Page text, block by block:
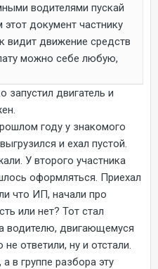
водителями пускай
документ частнику
видит движение средств
можно себе любую,
запустил двигатель и
году у знакомого
и ехал пустой.
У второго участника
оформляться. Приехал
что ИП, начали про
или нет? Тот стал
водителю, двигающемуся
не ответили, ну и отстали.
в группе разбора эту